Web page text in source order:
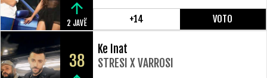
2 JAVË +14 VOTO
38
Ke Inat
STRESI X VARROSI